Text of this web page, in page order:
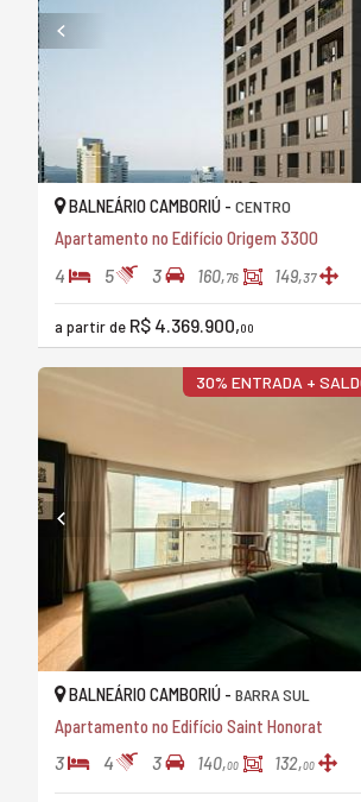
BALNEÁRIO CAMBORIÚ - CENTRO
Apartamento no Edifício Origem 3300
4 5 3 160,76 149,37
a partir de R$ 4.369.900,00
30% ENTRADA +
BALNEÁRIO CAMBORIÚ - BARRA SUL
Apartamento no Edifício Saint Honorat
3 4 3 140,00 132,00